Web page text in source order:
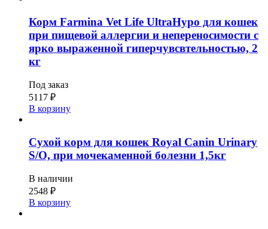
Корм Farmina Vet Life UltraHypo для кошек
при пищевой аллергии и непереносимости с
ярко выраженной гиперчувсвтельностью, 2
кг
Под заказ
5117 ₽
В корзину
Сухой корм для кошек Royal Canin Urinary
S/O, при мочекаменной болезни 1,5кг
В наличии
2548 ₽
В корзину